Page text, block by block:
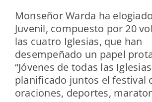
Monseñor Warda ha
Juvenil, compuesto por 20
las cuatro Iglesias, que han
desempeñado un papel
“Jóvenes de todas las
planificado juntos el festival
oraciones, deportes,